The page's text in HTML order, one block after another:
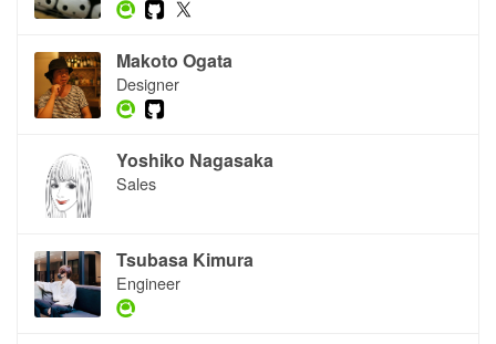
Makoto Ogata
Designer
Yoshiko Nagasaka
Sales
Tsubasa Kimura
Engineer